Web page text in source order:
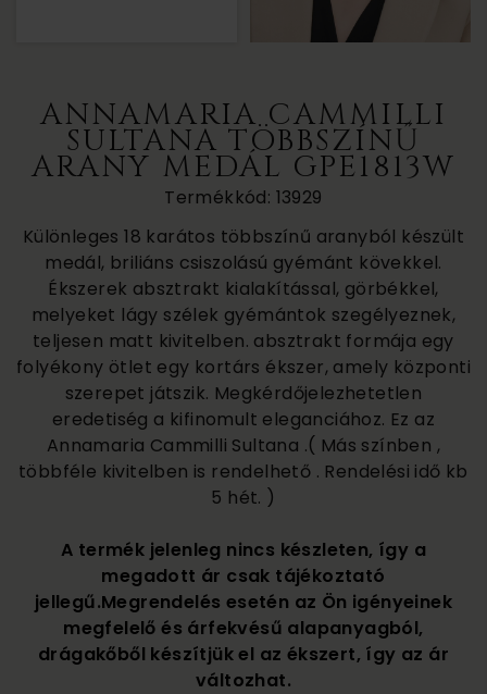
ANNAMARIA CAMMILLI
SULTANA TÖBBSZÍNŰ
ARANY MEDÁL GPE1813W
Termékkód: 13929
Különleges 18 karátos többszínű aranyból készült
medál, briliáns csiszolású gyémánt kövekkel.
Ékszerek absztrakt kialakítással, görbékkel,
melyeket lágy szélek gyémántok szegélyeznek,
teljesen matt kivitelben. absztrakt formája egy
folyékony ötlet egy kortárs ékszer, amely központi
szerepet játszik. Megkérdőjelezhetetlen
eredetiség a kifinomult eleganciához. Ez az
Annamaria Cammilli Sultana .( Más színben ,
többféle kivitelben is rendelhető . Rendelési idő kb
5 hét. )
A termék jelenleg nincs készleten, így a
megadott ár csak tájékoztató
jellegű.Megrendelés esetén az Ön igényeinek
megfelelő és árfekvésű alapanyagból,
drágakőből készítjük el az ékszert, így az ár
változhat.